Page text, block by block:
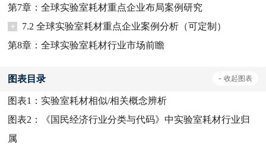
第7章：全球实验室耗材重点企业布局案例研究
+
7.2 全球实验室耗材重点企业案例分析（可定制）
第8章：全球实验室耗材行业市场前瞻
图表目录 - 收起图表
图表1： 实验室耗材相似/相关概念辨析
图表2：
《国民经济行业分类与代码》中实验室耗材行业归
属